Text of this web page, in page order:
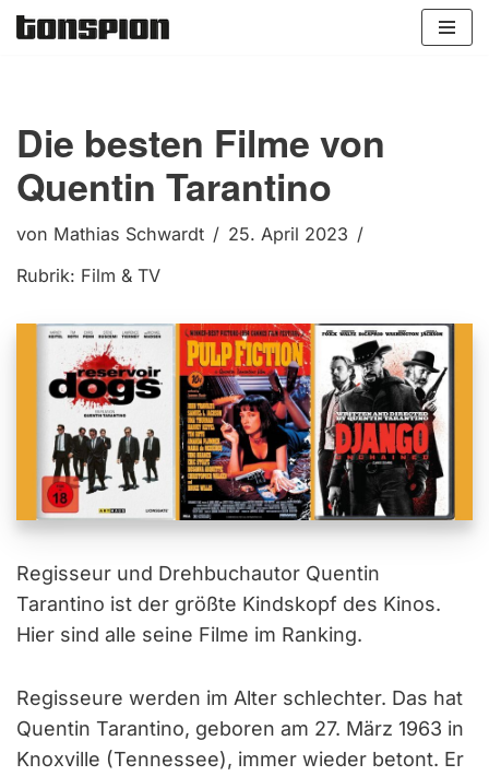
Die besten Filme von
Quentin Tarantino
von Mathias Schwardt
25. April 2023
Rubrik: Film & TV
Regisseur und Drehbuchautor Quentin
Tarantino ist der größte Kindskopf des Kinos.
Hier sind alle seine Filme im Ranking.
Regisseure werden im Alter schlechter. Das hat
Quentin Tarantino, geboren am 27. März 1963 in
Knoxville (Tennessee), immer wieder betont. Er